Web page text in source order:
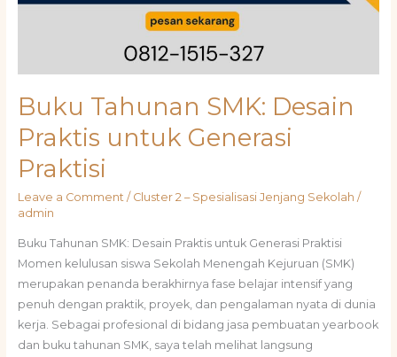
Buku Tahunan SMK: Desain
Praktis untuk Generasi
Praktisi
Leave a Comment / Cluster 2 – Spesialisasi Jenjang Sekolah /
admin
Buku Tahunan SMK: Desain Praktis untuk Generasi Praktisi
Momen kelulusan siswa Sekolah Menengah Kejuruan (SMK)
merupakan penanda berakhirnya fase belajar intensif yang
penuh dengan praktik, proyek, dan pengalaman nyata di dunia
kerja. Sebagai profesional di bidang jasa pembuatan yearbook
dan buku tahunan SMK, saya telah melihat langsung